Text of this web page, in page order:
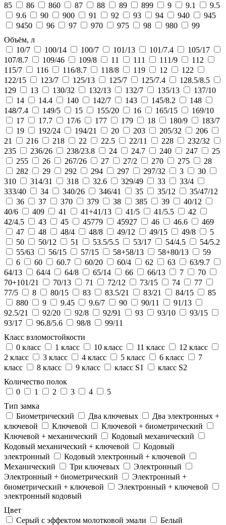
85
86 860 87 88 89 899 9 9.1
9.5
9.6
90 900 91 92 93 94 940
945
9450
96 97 970 975 98 980
99
Объём, л
10/7
100/14 100/7 101/13 101/7.4
105/17
107/8.7
109/46 109/8 11 111 111/9
112
115/7
116 116/8.7 118/8 119 12
122
122/15
123/7 125/13 125/7 125/7.4
128.5/8.5
129
13 130/32 132/13 132/7 135/13
137/10
14
14.4 140 142/7 143 145/8.2
148
148/7.4
149/5 15 155/20 16 165/15
169/10
17
17.7 17/6 177 179 18 180/9
183/7
19
192/24 194/21 20 203 205/32
206
21
216 218 22 22.5 22/11 228
232/32
235
236/26 238/23.8 24 24.7 240 247
25
255
26 267/26 27 27/2 270 275
28
282
29 292 294 297 297/32 3
30
310
314/31 318 32.6 329/49 33
33/4
333/40
34 340/26 346/41 35 35/12
35/47/12
36
37 370 379 38 385 39
40/12
40/6
409 41 41+41/13 41/5 41/5.5
42
42/4.5
43 45 45779 45927 46 46.6
469
47
48 48/4 48/8 49/12 49/15 49/8
5
50
50/12 51 53.5/5.5 53/17 54/4.5
54/5.2
55/63
56/15 57/15 58+58/13 58+80/13
59
6
60 60.7 60/20 60/4 62 63
63/9.7
64/13
64/4 64/8 65/14 66 66/13 7
70
70+101/21
70/13 71 72/12 73/15 74
77
77/5
8 80/15 83 83.5/21 83/21 84/15
85
880
9 9.45 9.6/7 90 90/11
91/13
92.5/21
92/20 92/8 92/91 93 93/10
93/15
93/17
96.8/5.6 98/8
99/11
Класс взломостойкости
0 класс
1 класс 10 класс 11 класс
12 класс
2 класс
3 класс 4 класс 5 класс 6 класс
7
класс
8 класс 9 класс класс S1
класс S2
Количество полок
0
1 2 3 4
5
Тип замка
Биометрический
Два ключевых
Два электронныx +
ключевой
Ключевой
Ключевой + биометрический
Ключевой + механический
Кодовый механический
Кодовый механический + ключевой
Кодовый
электронный
Кодовый электронный + ключевой
Механический
Три ключевых
Электронный
Электронный + биометрический
Электронный +
биометрический + ключевой
Электронный + ключевой
электронный кодовый
Цвет
Cерый с эффектом молотковой эмали
Белый